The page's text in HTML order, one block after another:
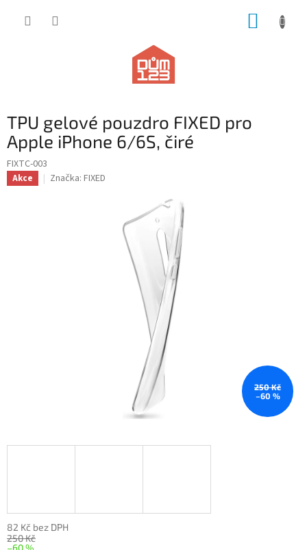
TPU gelové pouzdro FIXED pro
Apple iPhone 6/6S, čiré
FIXTC-003
Akce Značka: FIXED
250 Kč
–60 %
250 Kč
82 Kč bez DPH